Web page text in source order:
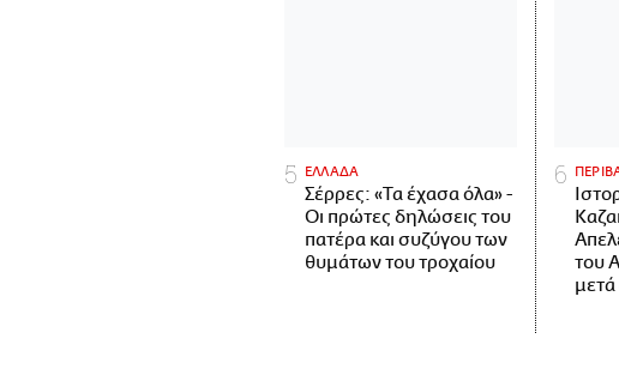
ΕΛΛΑΔΑ
Σέρρες: «Τα έχασα όλα» -
Οι πρώτες δηλώσεις του
πατέρα και συζύγου των
θυμάτων του τροχαίου
του
μετά